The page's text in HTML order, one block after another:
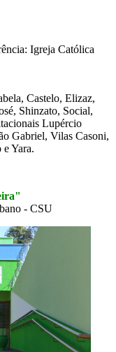
Igreja Católica
Castelo, Elizaz,
Shinzato, Social,
Lupércio
Gabriel, Vilas Casoni,
Yara.
- CSU